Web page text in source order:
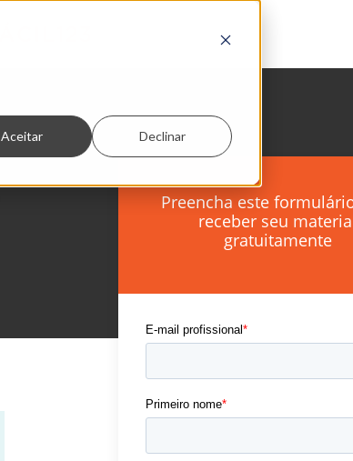
Aceitar Declinar
Preencha este
receber seu
gratuitamente